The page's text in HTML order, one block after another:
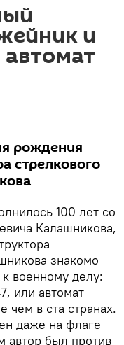
и
рождения
стрелкового
100 лет со
Калашникова,
знакомо
военному делу:
или автомат
чем в ста странах.
даже на флаге
автор был против